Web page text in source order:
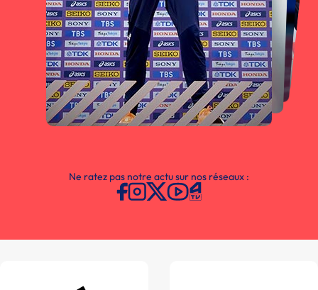
Ne ratez pas notre actu sur nos réseaux :